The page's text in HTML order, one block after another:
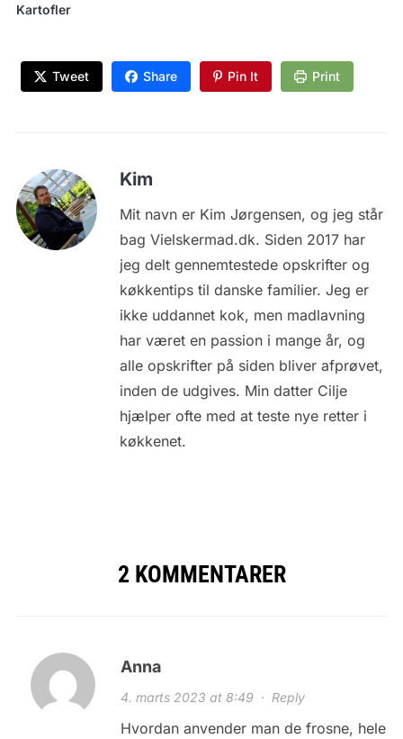
Kartofler
Tweet Share Pin It Print
Kim
Mit navn er Kim Jørgensen, og jeg står
bag Vielskermad.dk. Siden 2017 har
jeg delt gennemtestede opskrifter og
køkkentips til danske familier. Jeg er
ikke uddannet kok, men madlavning
har været en passion i mange år, og
alle opskrifter på siden bliver afprøvet,
inden de udgives. Min datter Cilje
hjælper ofte med at teste nye retter i
køkkenet.
2 KOMMENTARER
Anna
4. marts 2023 at 8:49 · Reply
Hvordan anvender man de frosne, hele